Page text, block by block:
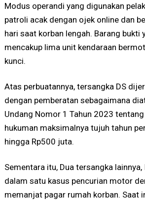
Modus operandi yang digunakan
patroli acak dengan ojek online dan
hari saat korban lengah. Barang bukti
mencakup lima unit kendaraan
kunci.
Atas perbuatannya, tersangka DS
dengan pemberatan sebagaimana
Undang Nomor 1 Tahun 2023 tentang
hukuman maksimalnya tujuh tahun
hingga Rp500 juta.
Sementara itu, Dua tersangka
dalam satu kasus pencurian motor
memanjat pagar rumah korban. Saat